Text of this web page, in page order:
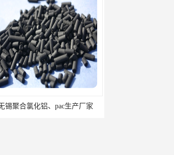
常州聚合氯化铝、pac生产厂家